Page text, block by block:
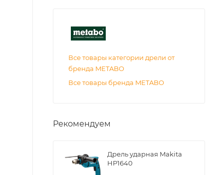
Все товары категории дрели от
бренда METABO
Все товары бренда METABO
Рекомендуем
Дрель ударная Makita
HP1640